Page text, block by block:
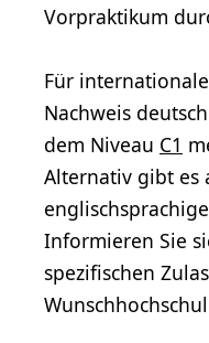
Vorpraktikum
Für
Nachweis
dem Niveau C1
Alternativ gibt es
Informieren Sie
spezifischen